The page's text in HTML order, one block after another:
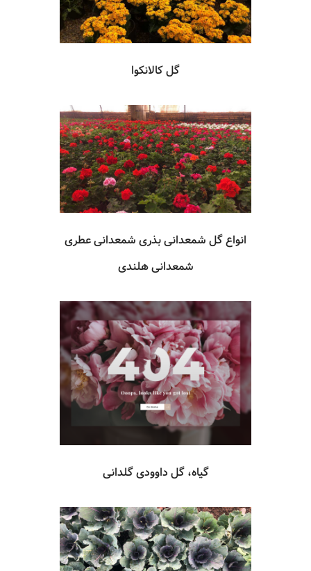
گل کالانکوا
انواع گل شمعدانی بذری شمعدانی عطری
شمعدانی هلندی
گیاه، گل داوودی گلدانی